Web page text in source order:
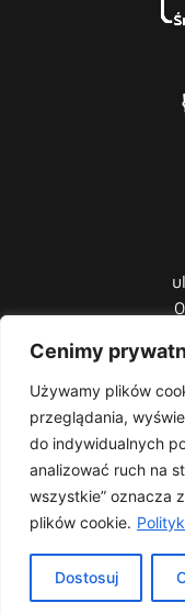
Cenimy
Używamy plików
przeglądania,
do indywidualnych
analizować ruch na
wszystkie” oznacza
plików cookie.
Dostosuj
Saga T.P. © 2020 All
Polityka prywatności